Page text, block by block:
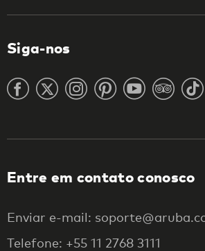
Siga-nos
Entre em contato conosco
Enviar e-mail:
Telefone: +55 11 2768 3111